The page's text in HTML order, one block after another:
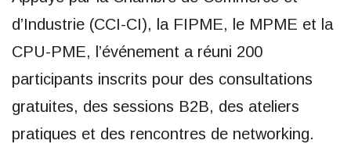
d’Industrie (CCI-CI), la FIPME, le MPME et la
CPU-PME, l’événement a réuni 200
participants inscrits pour des consultations
gratuites, des sessions B2B, des ateliers
pratiques et des rencontres de networking.